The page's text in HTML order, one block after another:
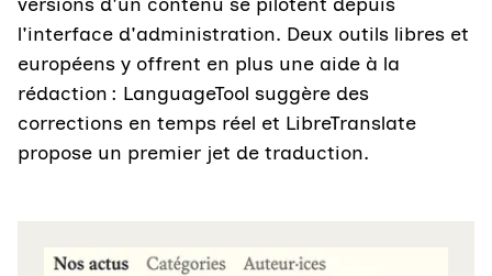
versions d'un contenu se pilotent depuis
l'interface d'administration. Deux outils libres et
européens y offrent en plus une aide à la
rédaction : LanguageTool suggère des
corrections en temps réel et LibreTranslate
propose un premier jet de traduction.
Agrandir